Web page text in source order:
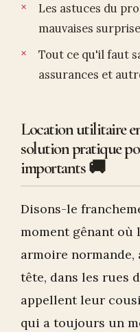
Les astuces du
mauvaises
Tout ce qu'il faut
assurances et
Location utilitaire
solution pratique
importants 🚚
Disons-le
moment gênant où
armoire normande,
tête, dans les rues
appellent leur
qui a toujours un